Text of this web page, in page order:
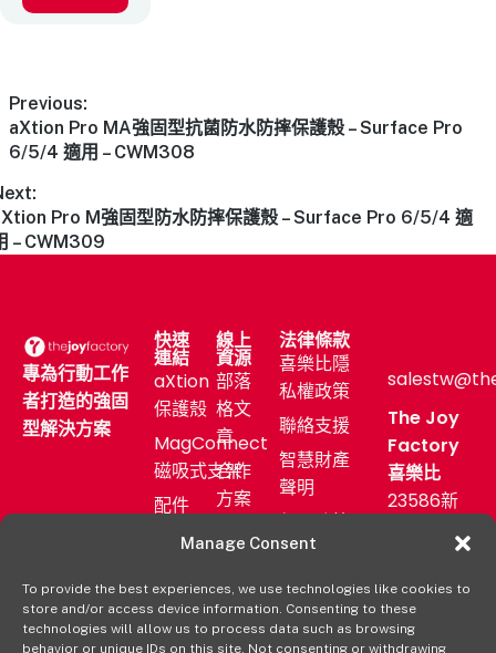
Manage Consent
To provide the best experiences, we use technologies like cookies to
store and/or access device information. Consenting to these
technologies will allow us to process data such as browsing
behavior or unique IDs on this site. Not consenting or withdrawing
Previous:
aXtion Pro MA強固型抗菌防水防摔保護殼 – Surface Pro
6/5/4 適用 – CWM308
Pro M強固型防水防摔保護殼 – Surface Pro 6/5/4 適
– CWM309
專為行動工作
者打造的強固
型解決方案
快速
連結
aXtion
保護殼
MagConnect
磁吸式支架
配件
產業
購買
aXtion→
線上
資源
部落
格文
章
合作
方案
售後
新聞
發佈
法律條款
喜樂比隱
私權政策
聯絡支援
智慧財產
聲明
保固政策
The Joy
Factory
喜樂比
23586新
區中正路
872號11F
(02)